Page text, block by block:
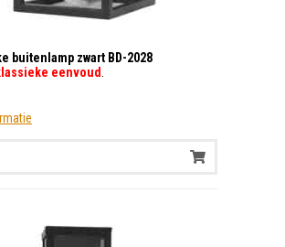
buitenlamp zwart BD-2028
eenvoud